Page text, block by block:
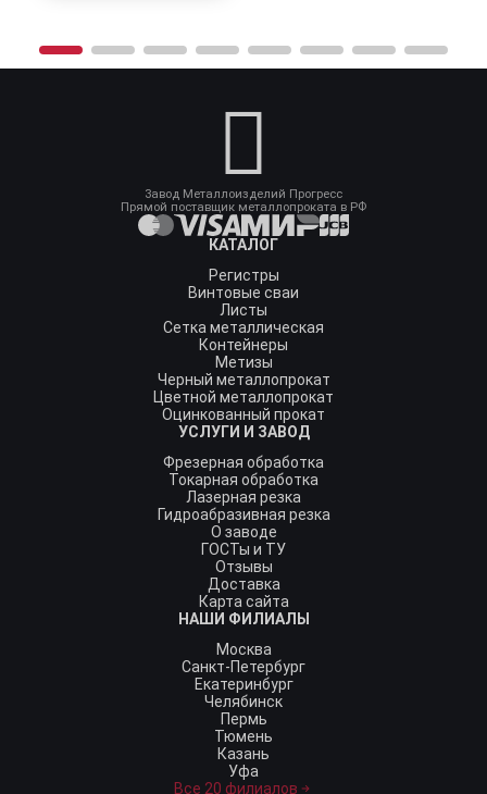
Завод Металлоизделий Прогресс
Прямой поставщик металлопроката в РФ
КАТАЛОГ
Регистры
Винтовые сваи
Листы
Сетка металлическая
Контейнеры
Метизы
Черный металлопрокат
Цветной металлопрокат
Оцинкованный прокат
УСЛУГИ И ЗАВОД
Фрезерная обработка
Токарная обработка
Лазерная резка
Гидроабразивная резка
О заводе
ГОСТы и ТУ
Отзывы
Доставка
Карта сайта
НАШИ ФИЛИАЛЫ
Москва
Санкт-Петербург
Екатеринбург
Челябинск
Пермь
Тюмень
Казань
Уфа
Все 20 филиалов